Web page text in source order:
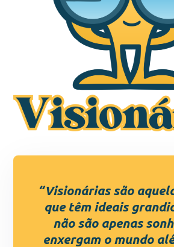
“Visionárias são
que têm ideais
não são apenas
enxergam o mundo